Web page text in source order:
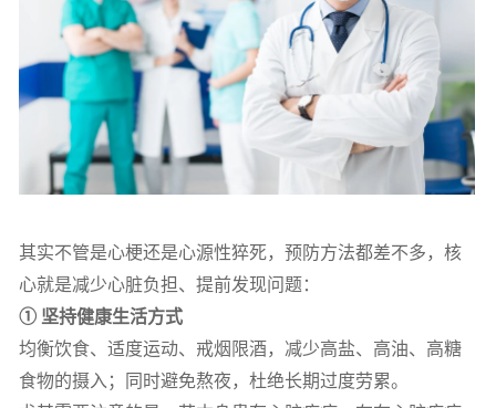
其实不管是心梗还是心源性猝死，预防方法都差不多，核
心就是减少心脏负担、提前发现问题：
① 坚持健康生活方式
均衡饮食、适度运动、戒烟限酒，减少高盐、高油、高糖
食物的摄入；同时避免熬夜，杜绝长期过度劳累。